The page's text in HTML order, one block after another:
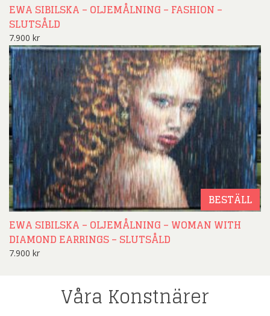
EWA SIBILSKA – OLJEMÅLNING – FASHION –
SLUTSÅLD
7.900 kr
BESTÄLL
EWA SIBILSKA – OLJEMÅLNING – WOMAN WITH
DIAMOND EARRINGS – SLUTSÅLD
7.900 kr
Våra Konstnärer